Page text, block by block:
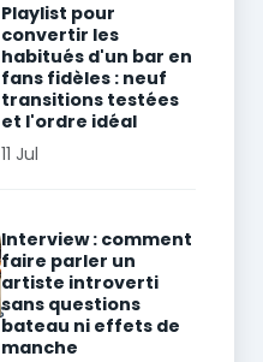
Playlist pour
convertir les
habitués d'un bar en
fans fidèles : neuf
transitions testées
et l'ordre idéal
11 Jul
Interview : comment
faire parler un
artiste introverti
sans questions
bateau ni effets de
manche